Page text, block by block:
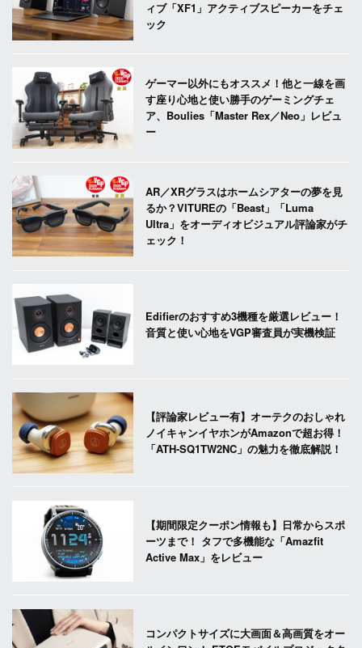
ィブ「XF1」アクティブスピーカーをチェ
ック
ゲーマー以外にもオススメ！他と一線を画
す座り心地と使い勝手のゲーミングチェ
ア、Boulies「Master Rex／Neo」レビュ
ー
AR／XRグラスはホームシアターの夢を見
るか？VITUREの「Beast」「Luma
Ultra」をオーディオビジュアル評論家がチ
ェック！
Edifierのおすすめ3機種を厳選レビュー！
音質と使い心地をVGP審査員が実機検証
【評論家レビュー有】オーテクのおしゃれ
ノイキャンイヤホンがAmazonで超お得！
「ATH-SQ1TW2NC」の魅力を徹底解説！
【期間限定クーポン情報も】日常からスポ
ーツまで！ タフで多機能な「Amazfit
Active Max」をレビュー
コンパクトサイズに大画面＆高画質をオー